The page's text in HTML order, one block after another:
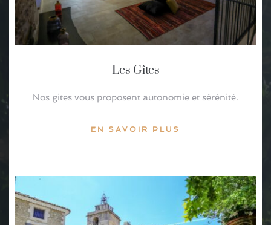
Les Gîtes
Nos gites vous proposent autonomie et sérénité.
EN SAVOIR PLUS